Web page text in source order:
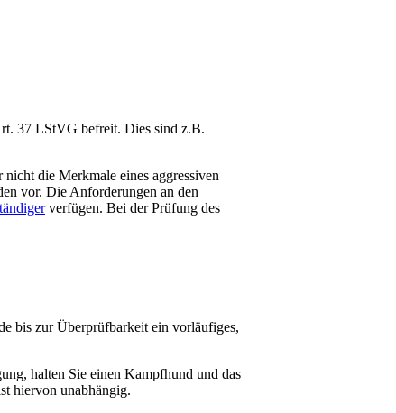
37 LStVG befreit. Dies sind z.B.
die Merkmale eines aggressiven
vor. Die Anforderungen an den
verfügen. Bei der Prüfung des
bis zur Überprüfbarkeit ein vorläufiges,
halten Sie einen Kampfhund und das
hiervon unabhängig.